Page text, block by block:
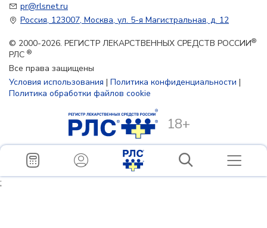
pr@rlsnet.ru
Россия, 123007, Москва, ул. 5-я Магистральная, д. 12
© 2000-2026. РЕГИСТР ЛЕКАРСТВЕННЫХ СРЕДСТВ РОССИИ®
РЛС ®
Все права защищены
Условия использования | Политика конфиденциальности |
Политика обработки файлов cookie
18+
;